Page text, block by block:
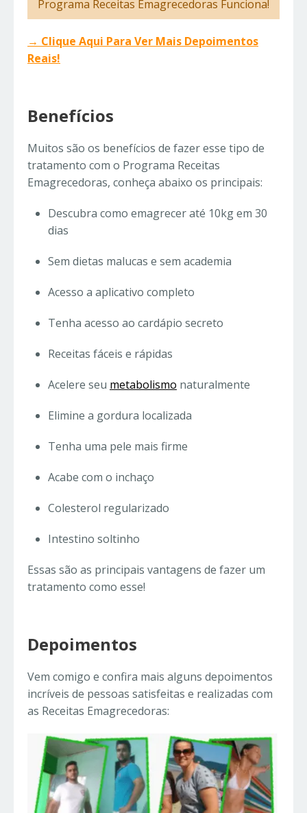
Programa Receitas Emagrecedoras Funciona!
→ Clique Aqui Para Ver Mais Depoimentos
Reais!
Benefícios
Muitos são os benefícios de fazer esse tipo de
tratamento com o Programa Receitas
Emagrecedoras, conheça abaixo os principais:
Descubra como emagrecer até 10kg em 30
dias
Sem dietas malucas e sem academia
Acesso a aplicativo completo
Tenha acesso ao cardápio secreto
Receitas fáceis e rápidas
Acelere seu metabolismo naturalmente
Elimine a gordura localizada
Tenha uma pele mais firme
Acabe com o inchaço
Colesterol regularizado
Intestino soltinho
Essas são as principais vantagens de fazer um
tratamento como esse!
Depoimentos
Vem comigo e confira mais alguns depoimentos
incríveis de pessoas satisfeitas e realizadas com
as Receitas Emagrecedoras: